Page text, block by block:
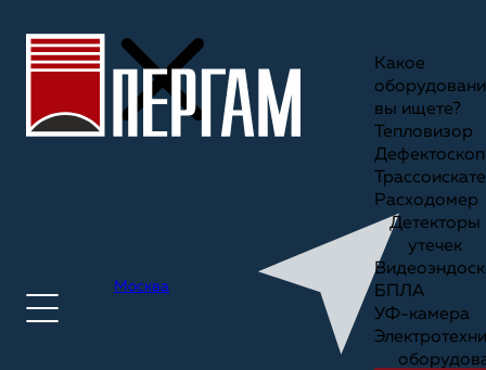
Москва
Какое
вы ищете?
Тепловизор
Дефектоскоп
Расходомер
Детекторы
утечек
БПЛА
УФ-камера